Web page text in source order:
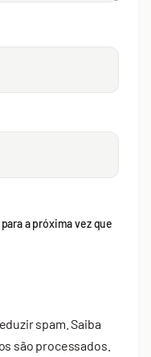
a próxima vez que
spam.Saiba
são processados